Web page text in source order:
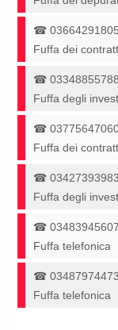
☎03664291805
Fuffa dei
☎03348855788
Fuffa degli
☎
Fuffa dei
☎03427393983
Fuffa degli
☎03483945607
Fuffa telefonica
☎03487974473
Fuffa telefonica